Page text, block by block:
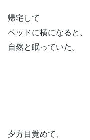
帰宅して
ベッドに横になると、
自然と眠っていた。
夕方目覚めて、